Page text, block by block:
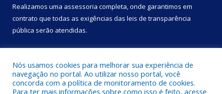
Realizamos uma assessoria completa, onde garantimos em
contrato que todas as exigências das leis de transparência
pública serão atendidas.
Nós usamos cookies para melhorar sua experiência de
navegação no portal. Ao utilizar nosso portal, você
concorda com a política de monitoramento de cookies.
Para ter mais informações sobre como isso é feito, acesse